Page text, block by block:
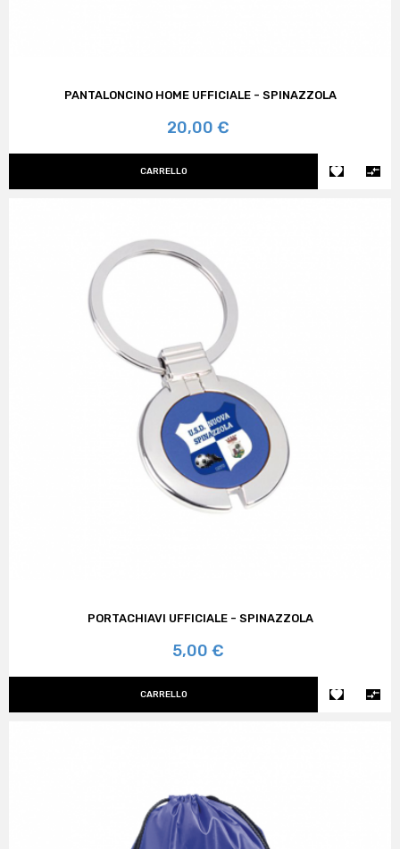
PANTALONCINO HOME UFFICIALE - SPINAZZOLA
Prezzo
20,00 €
CARRELLO  
PORTACHIAVI UFFICIALE - SPINAZZOLA
Prezzo
5,00 €
CARRELLO  